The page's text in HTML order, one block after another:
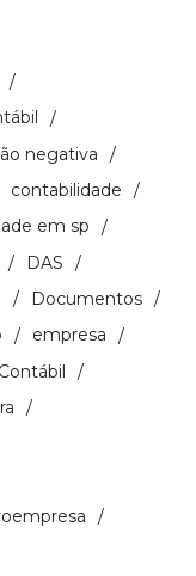
negativa
contabilidade
em sp
DAS
Documentos
empresa